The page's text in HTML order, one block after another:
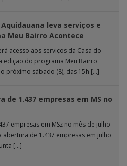
leva serviços e
Meu Bairro Acontece
acesso aos serviços da Casa do
edição do programa Meu Bairro
próximo sábado (8), das 15h […]
de 1.437 empresas em MS no
empresas em MSz no mês de julho
abertura de 1.437 empresas em julho
[…]